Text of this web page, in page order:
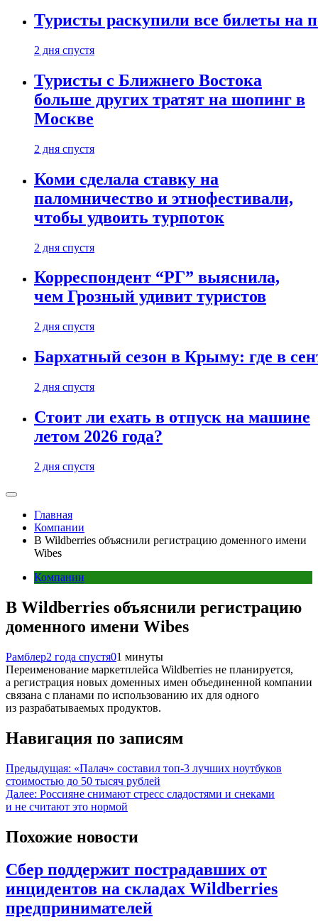
Туристы раскупили все билеты на
2 дня спустя
Туристы с Ближнего Востока
больше других тратят на шопинг в
Москве
2 дня спустя
Коми сделала ставку на
паломничество и этнофестивали,
чтобы удвоить турпоток
2 дня спустя
Корреспондент “РГ” выяснила,
чем Грозный удивит туристов
2 дня спустя
Бархатный сезон в Крыму: где в
2 дня спустя
Стоит ли ехать в отпуск на машине
летом 2026 года?
2 дня спустя
Главная
Компании
В Wildberries объяснили регистрацию доменного имени
Wibes
Компании
В Wildberries объяснили регистрацию
доменного имени Wibes
Рамблер2 года спустя01 минуты
Переименование маркетплейса Wildberries не планируется,
а регистрация новых доменных имен объединенной компании
связана с планами по использованию их для одного
из разрабатываемых продуктов.
Навигация по записям
Предыдущая: «Палач» составил топ-3 лучших ноутбуков
стоимостью до 50 тысяч рублей
Далее: Россияне снимают стресс сладостями и снеками
и не считают это нормой
Похожие новости
Сбер поддержит пострадавших от
инцидентов на складах Wildberries
предпринимателей